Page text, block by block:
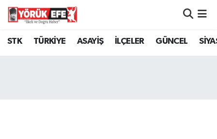
STK TÜRKİYE ASAYİŞ İLÇELER GÜNCEL
Aydın Nöbetçi Eczaneler